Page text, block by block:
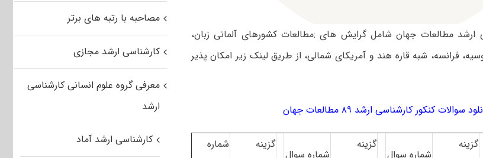
ارشد مطالعات جهان شامل گرایش های :مطالعات کشورهای آلمانی زبان،
فرانسه، شبه قاره هند و آمریکای شمالی، از طریق لینک زیر امکان پذیر
سوالات کنکور کارشناسی ارشد ۸۹ مطالعات جهان
گزینه
شماره سوال
گزینه
شماره سوال
گزینه
شماره
مصاحبه با رتبه های برتر
کارشناسی ارشد مجازی
معرفی گروه علوم انسانی کارشناسی
ارشد
کارشناسی ارشد آماد